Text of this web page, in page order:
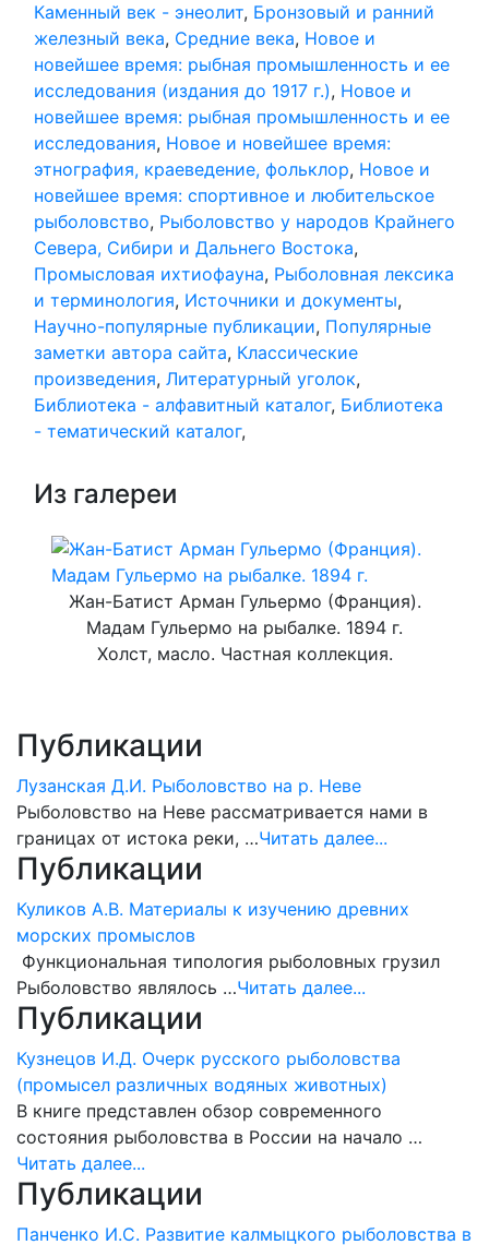
Каменный век - энеолит, Бронзовый и ранний
железный века, Средние века, Новое и
новейшее время: рыбная промышленность и ее
исследования (издания до 1917 г.), Новое и
новейшее время: рыбная промышленность и ее
исследования, Новое и новейшее время:
этнография, краеведение, фольклор, Новое и
новейшее время: спортивное и любительское
рыболовство, Рыболовство у народов Крайнего
Севера, Сибири и Дальнего Востока,
Промысловая ихтиофауна, Рыболовная лексика
и терминология, Источники и документы,
Научно-популярные публикации, Популярные
заметки автора сайта, Классические
произведения, Литературный уголок,
Библиотека - алфавитный каталог, Библиотека
- тематический каталог,
Из галереи
Жан-Батист Арман Гульермо (Франция).
Мадам Гульермо на рыбалке. 1894 г.
Холст, масло. Частная коллекция.
Публикации
Лузанская Д.И. Рыболовство на р. Неве
Рыболовство на Неве рассматривается нами в
границах от истока реки, …Читать далее...
Публикации
Куликов А.В. Материалы к изучению древних
морских промыслов
Функциональная типология рыболовных грузил
Рыболовство являлось …Читать далее...
Публикации
Кузнецов И.Д. Очерк русского рыболовства
(промысел различных водяных животных)
В книге представлен обзор современного
состояния рыболовства в России на начало …
Читать далее...
Публикации
Панченко И.С. Развитие калмыцкого рыболовства в